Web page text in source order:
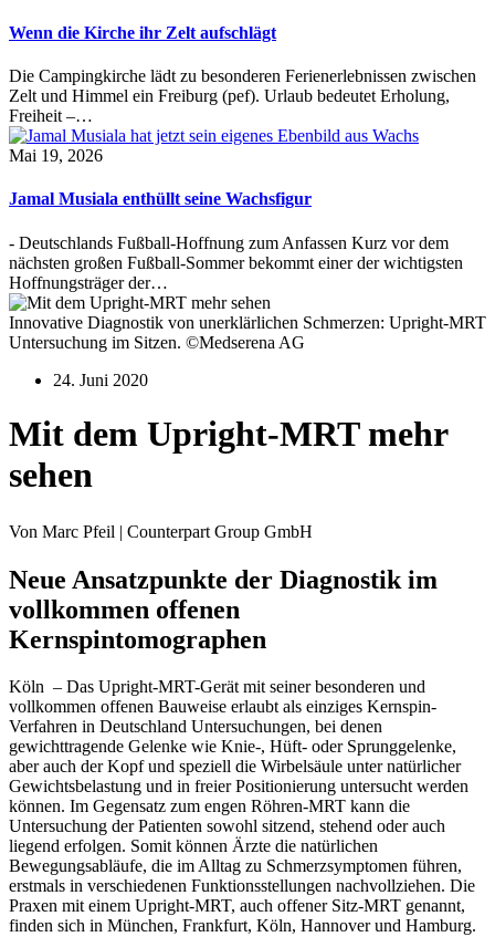
Wenn die Kirche ihr Zelt aufschlägt
Die Campingkirche lädt zu besonderen Ferienerlebnissen zwischen
Zelt und Himmel ein Freiburg (pef). Urlaub bedeutet Erholung,
Freiheit –…
Mai 19, 2026
Jamal Musiala enthüllt seine Wachsfigur
- Deutschlands Fußball-Hoffnung zum Anfassen Kurz vor dem
nächsten großen Fußball-Sommer bekommt einer der wichtigsten
Hoffnungsträger der…
Innovative Diagnostik von unerklärlichen Schmerzen: Upright-MRT
Untersuchung im Sitzen. ©Medserena AG
24. Juni 2020
Mit dem Upright-MRT mehr
sehen
Von Marc Pfeil | Counterpart Group GmbH
Neue Ansatzpunkte der Diagnostik im
vollkommen offenen
Kernspintomographen
Köln – Das Upright-MRT-Gerät mit seiner besonderen und
vollkommen offenen Bauweise erlaubt als einziges Kernspin-
Verfahren in Deutschland Untersuchungen, bei denen
gewichttragende Gelenke wie Knie-, Hüft- oder Sprunggelenke,
aber auch der Kopf und speziell die Wirbelsäule unter natürlicher
Gewichtsbelastung und in freier Positionierung untersucht werden
können. Im Gegensatz zum engen Röhren-MRT kann die
Untersuchung der Patienten sowohl sitzend, stehend oder auch
liegend erfolgen. Somit können Ärzte die natürlichen
Bewegungsabläufe, die im Alltag zu Schmerzsymptomen führen,
erstmals in verschiedenen Funktionsstellungen nachvollziehen. Die
Praxen mit einem Upright-MRT, auch offener Sitz-MRT genannt,
finden sich in München, Frankfurt, Köln, Hannover und Hamburg.